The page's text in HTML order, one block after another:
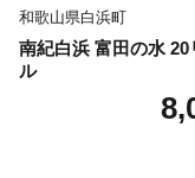
和歌山県白浜町
南紀白浜 富田の水 20
ル